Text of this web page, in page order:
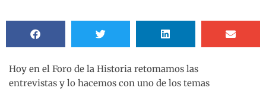
Hoy en el Foro de la Historia retomamos las
entrevistas y lo hacemos con uno de los temas